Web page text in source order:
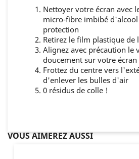
Nettoyer votre écran avec
micro-fibre imbibé
protection
Retirez le film plastique de
Alignez avec précaution le
doucement sur votre écran
Frottez du centre vers
d'enlever les bulles d'air
0 résidus de colle !
VOUS AIMEREZ AUSSI